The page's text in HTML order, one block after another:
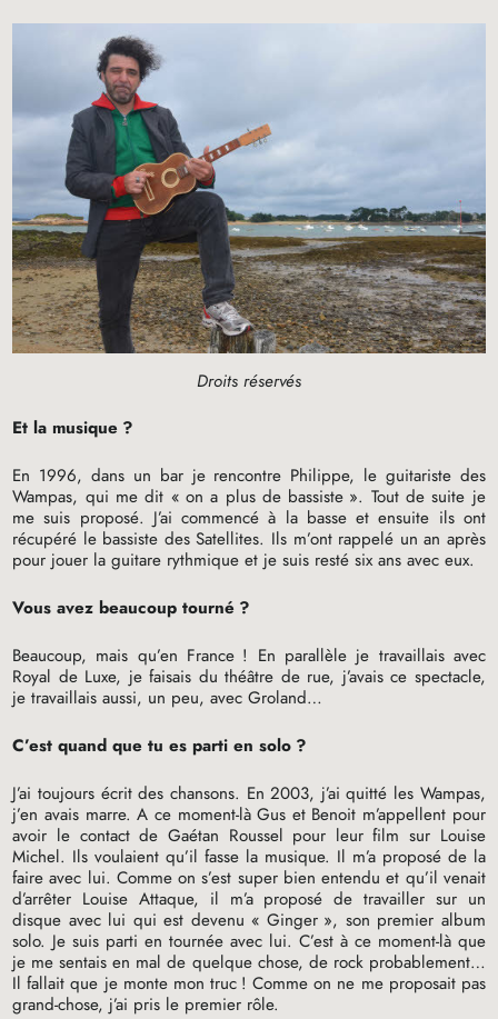
Droits réservés
Et la musique ?
En 1996, dans un bar je rencontre Philippe, le guitariste des
Wampas, qui me dit « on a plus de bassiste ». Tout de suite je
me suis proposé. J’ai commencé à la basse et ensuite ils ont
récupéré le bassiste des Satellites. Ils m’ont rappelé un an après
pour jouer la guitare rythmique et je suis resté six ans avec eux.
Vous avez beaucoup tourné ?
Beaucoup, mais qu’en France ! En parallèle je travaillais avec
Royal de Luxe, je faisais du théâtre de rue, j’avais ce spectacle,
je travaillais aussi, un peu, avec Groland…
C’est quand que tu es parti en solo ?
J’ai toujours écrit des chansons. En 2003, j’ai quitté les Wampas,
j’en avais marre. A ce moment-là Gus et Benoit m’appellent pour
avoir le contact de Gaétan Roussel pour leur film sur Louise
Michel. Ils voulaient qu’il fasse la musique. Il m’a proposé de la
faire avec lui. Comme on s’est super bien entendu et qu’il venait
d’arrêter Louise Attaque, il m’a proposé de travailler sur un
disque avec lui qui est devenu « Ginger », son premier album
solo. Je suis parti en tournée avec lui. C’est à ce moment-là que
je me sentais en mal de quelque chose, de rock probablement…
Il fallait que je monte mon truc ! Comme on ne me proposait pas
grand-chose, j’ai pris le premier rôle.